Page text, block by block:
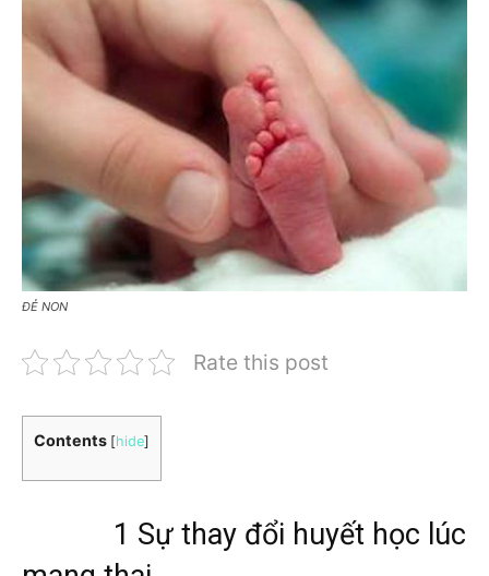
ĐẺ NON
Rate this post
Contents [hide]
1 Sự thay đổi huyết học lúc